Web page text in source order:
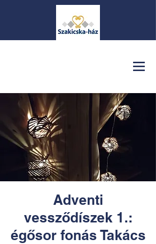
Adventi
vessződíszek 1.:
égősor fonás Takács